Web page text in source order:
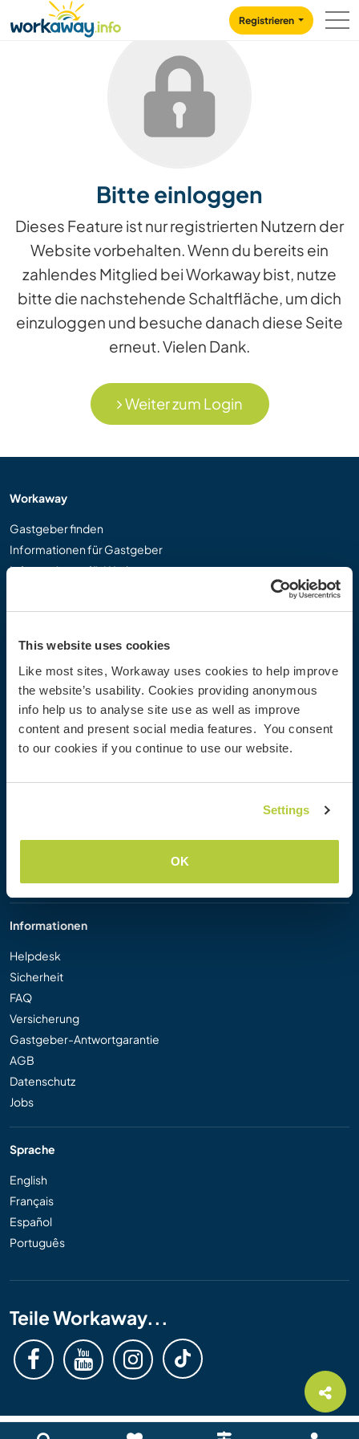
This website uses cookies
Like most sites, Workaway uses cookies to help improve
the website’s usability. Cookies providing anonymous
info help us to analyse site use as well as improve
content and present social media features. You consent
to our cookies if you continue to use our website.
Settings
OK
CONTENT
MAIN NAVIGATION
Registrieren
Bitte einloggen
Dieses Feature ist nur registrierten Nutzern der
Website vorbehalten. Wenn du bereits ein
zahlendes Mitglied bei Workaway bist, nutze
bitte die nachstehende Schaltfläche, um dich
einzuloggen und besuche danach diese Seite
erneut. Vielen Dank.
Weiter zum Login
Workaway
Gastgeber finden
Informationen für Gastgeber
Informationen für Workawayer
Als Host registrieren
Rabatte und Partner
Workaway Blog
Workaway Fotogalerie
Informationen
Helpdesk
Sicherheit
FAQ
Versicherung
Gastgeber-Antwortgarantie
AGB
Datenschutz
Jobs
Sprache
English
Français
Español
Português
Teile Workaway...